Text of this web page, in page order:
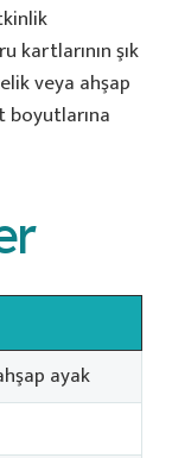
kartlarının şık
veya ahşap
boyutlarına
ayak